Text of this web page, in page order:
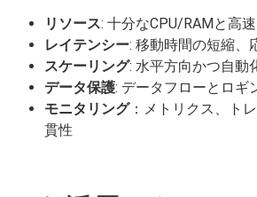
リソース: 十分なCPU/RAMと高
レイテンシー: 移動時間の短縮、
スケーリング: 水平方向かつ自動
データ保護: データフローとロギ
モニタリング：メトリクス、ト
貫性